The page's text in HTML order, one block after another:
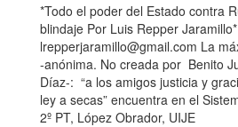
*Todo el poder del Estado contra
blindaje Por Luis Repper Jaramillo*
lrepperjaramillo@gmail.com La
-anónima. No creada por Benito
Díaz-: “a los amigos justicia y
ley a secas” encuentra en el
2º PT, López Obrador, UIJE